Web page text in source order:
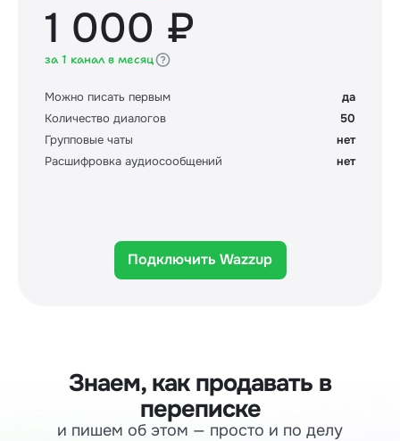
1 000 ₽
за 1 канал в месяц
Можно писать первым
да
Количество диалогов
50
Групповые чаты
нет
Расшифровка аудиосообщений
нет
Подключить Wazzup
Знаем, как продавать в
переписке
и пишем об этом — просто и по делу